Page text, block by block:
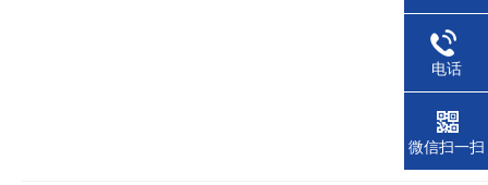
电话
微信扫一扫